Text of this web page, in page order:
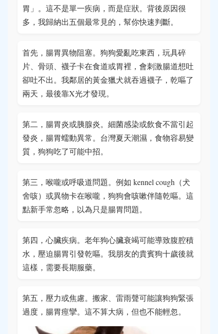
胃」。這不是單一疾病，而是症狀。背後原因很
多，我歸納出五個最常見的，幫你快速判斷。
首先，腸胃異物阻塞。狗狗愛亂吃東西，玩具碎
片、骨頭、襪子卡在食道或胃裡，會刺激腸道想吐
卻吐不出。我鄰居的黃金獵犬就吞過襪子，乾嘔了
兩天，最後靠X光才發現。
第二，腸胃炎或胰腺炎。細菌感染或飲食不當引起
發炎，腸胃蠕動異常。台灣夏天潮濕，食物容易變
質，狗狗吃了可能中招。
第三，喉嚨或呼吸道問題。例如 kennel cough（犬
舍咳）或異物卡在喉嚨，狗狗會咳嗽伴隨乾嘔。這
點新手常忽略，以為只是腸胃問題。
第四，心臟疾病。老年狗心臟衰竭可能導致腹腔積
水，壓迫腸胃引發乾嘔。我朋友的貴賓狗十歲後就
這樣，需要長期服藥。
第五，壓力或焦慮。搬家、雷雨聲可能讓狗狗緊張
過度，腸胃痙攣。這不算大病，但也不能輕忽。